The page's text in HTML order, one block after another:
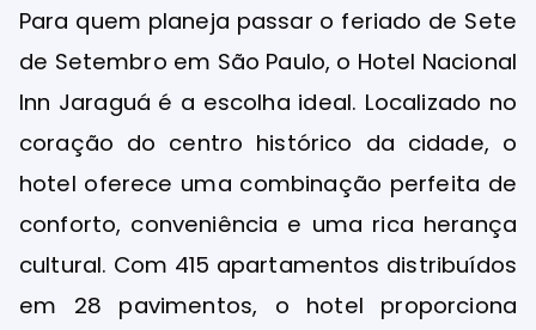
Para quem planeja passar o feriado de Sete
de Setembro em São Paulo, o Hotel Nacional
Inn Jaraguá é a escolha ideal. Localizado no
coração do centro histórico da cidade, o
hotel oferece uma combinação perfeita de
conforto, conveniência e uma rica herança
cultural. Com 415 apartamentos distribuídos
em 28 pavimentos, o hotel proporciona